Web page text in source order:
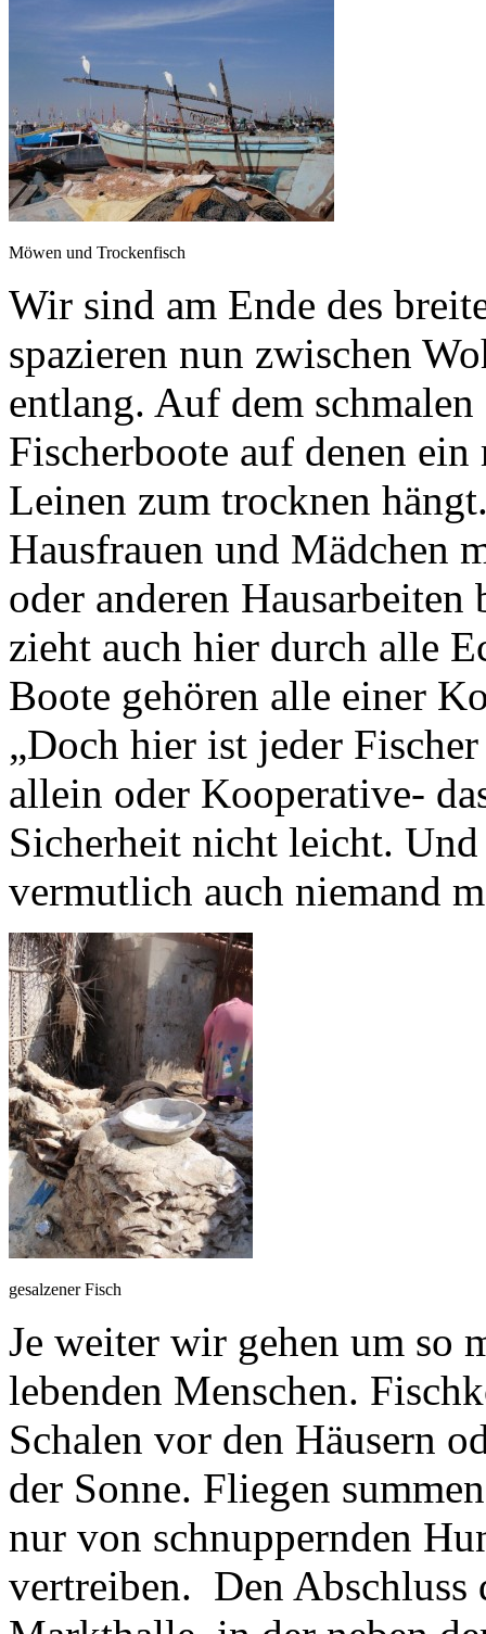
Möwen und Trockenfisch
Wir sind am Ende des
spazieren nun zwischen
entlang. Auf dem
Fischerboote auf denen
Leinen zum trocknen
Hausfrauen und Mädchen
oder anderen
zieht auch hier durch alle
Boote gehören alle einer
„Doch hier ist jeder
allein oder Kooperative-
Sicherheit nicht leicht.
vermutlich auch niemand
gesalzener Fisch
Je weiter wir gehen um so
lebenden Menschen.
Schalen vor den Häusern
der Sonne. Fliegen
nur von schnuppernden
vertreiben. Den Abschluss